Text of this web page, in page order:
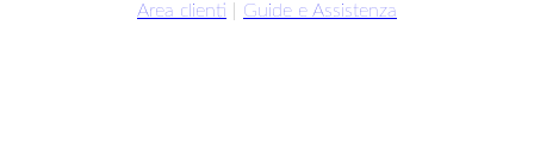
Area clienti Guide e Assistenza